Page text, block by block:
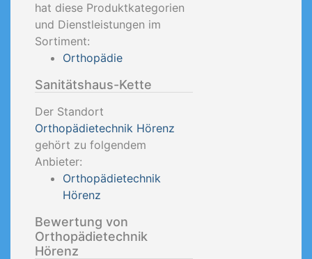
hat diese Produktkategorien
und Dienstleistungen im
Sortiment:
Orthopädie
Sanitätshaus-Kette
Der Standort
Orthopädietechnik Hörenz
gehört zu folgendem
Anbieter:
Orthopädietechnik
Hörenz
Bewertung von
Orthopädietechnik
Hörenz